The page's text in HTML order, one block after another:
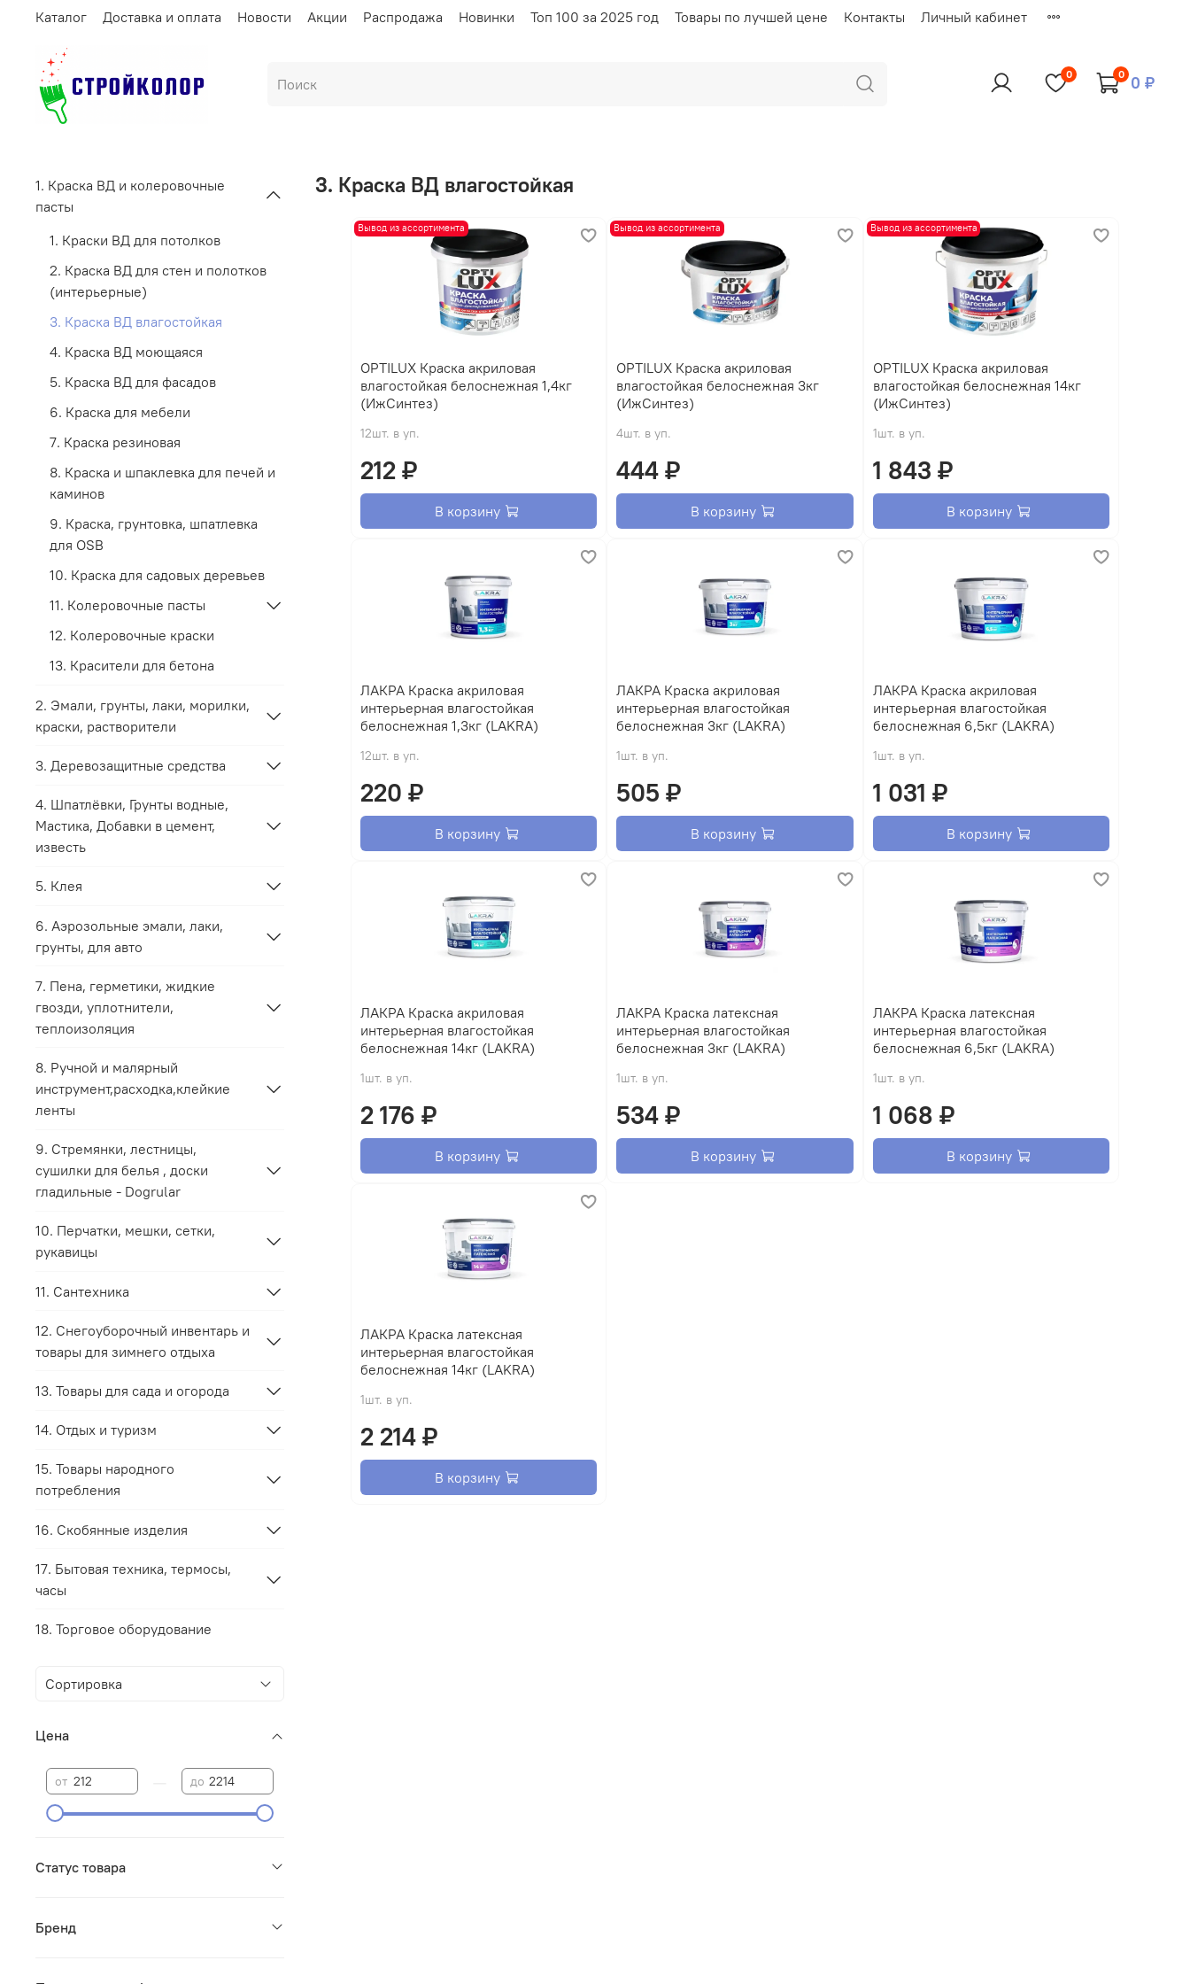
Каталог Доставка и оплата Новости Акции Распродажа Новинки Топ 100 за 2025 год Товары по лучшей цене Контакты Личный кабинет
0 0 0 ₽
3. Краска ВД влагостойкая
Вывод из ассортимента
OPTILUX Краска акриловая
влагостойкая белоснежная 1,4кг
(ИжСинтез)
12шт. в уп.
212 ₽
В корзину
Вывод из ассортимента
OPTILUX Краска акриловая
влагостойкая белоснежная 3кг
(ИжСинтез)
4шт. в уп.
444 ₽
В корзину
Вывод из ассортимента
OPTILUX Краска акриловая
влагостойкая белоснежная 14кг
(ИжСинтез)
1шт. в уп.
1 843 ₽
В корзину
ЛАКРА Краска акриловая
интерьерная влагостойкая
белоснежная 1,3кг (LAKRA)
12шт. в уп.
220 ₽
В корзину
ЛАКРА Краска акриловая
интерьерная влагостойкая
белоснежная 3кг (LAKRA)
1шт. в уп.
505 ₽
В корзину
ЛАКРА Краска акриловая
интерьерная влагостойкая
белоснежная 6,5кг (LAKRA)
1шт. в уп.
1 031 ₽
В корзину
ЛАКРА Краска акриловая
интерьерная влагостойкая
белоснежная 14кг (LAKRA)
1шт. в уп.
2 176 ₽
В корзину
ЛАКРА Краска латексная
интерьерная влагостойкая
белоснежная 3кг (LAKRA)
1шт. в уп.
534 ₽
В корзину
ЛАКРА Краска латексная
интерьерная влагостойкая
белоснежная 6,5кг (LAKRA)
1шт. в уп.
1 068 ₽
В корзину
ЛАКРА Краска латексная
интерьерная влагостойкая
белоснежная 14кг (LAKRA)
1шт. в уп.
2 214 ₽
В корзину
1. Краска ВД и колеровочные
пасты
1. Краски ВД для потолков
2. Краска ВД для стен и полотков
(интерьерные)
3. Краска ВД влагостойкая
4. Краска ВД моющаяся
5. Краска ВД для фасадов
6. Краска для мебели
7. Краска резиновая
8. Краска и шпаклевка для печей и
каминов
9. Краска, грунтовка, шпатлевка
для OSB
10. Краска для садовых деревьев
11. Колеровочные пасты
12. Колеровочные краски
13. Красители для бетона
2. Эмали, грунты, лаки, морилки,
краски, растворители
3. Деревозащитные средства
4. Шпатлёвки, Грунты водные,
Мастика, Добавки в цемент,
известь
5. Клея
6. Аэрозольные эмали, лаки,
грунты, для авто
7. Пена, герметики, жидкие
гвозди, уплотнители,
теплоизоляция
8. Ручной и малярный
инструмент,расходка,клейкие
ленты
9. Стремянки, лестницы,
сушилки для белья , доски
гладильные - Dogrular
10. Перчатки, мешки, сетки,
рукавицы
11. Сантехника
12. Снегоуборочный инвентарь и
товары для зимнего отдыха
13. Товары для сада и огорода
14. Отдых и туризм
15. Товары народного
потребления
16. Скобянные изделия
17. Бытовая техника, термосы,
часы
18. Торговое оборудование
Цена
от до
Статус товара
Бренд